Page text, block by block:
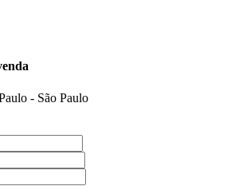
- São Paulo